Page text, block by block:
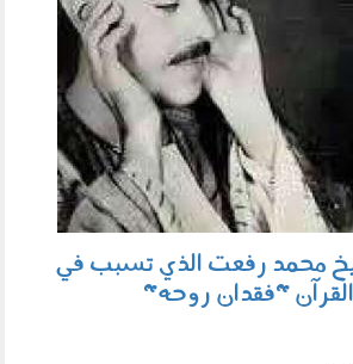
محمد رفعت الذي تسبب في
"فقدان روحه"